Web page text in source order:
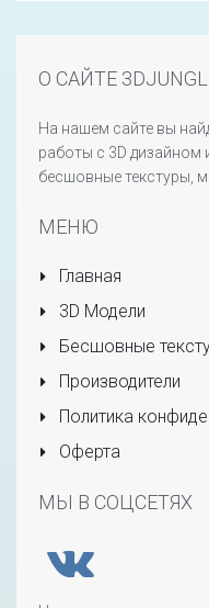
О САЙТЕ
На нашем сайте вы
работы с 3D дизайном
бесшовные текстуры,
МЕНЮ
Главная
3D Модели
Бесшовные
Производители
Политика
Оферта
МЫ В СОЦСЕТЯХ